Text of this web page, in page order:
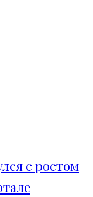
с ростом